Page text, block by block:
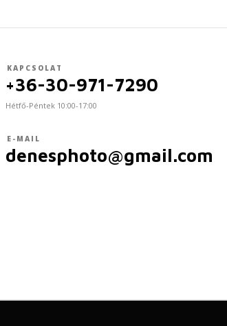
KAPCSOLAT
+36-30-971-7290
Hétfő-Péntek 10:00-17:00
E-MAIL
denesphoto@gmail.com